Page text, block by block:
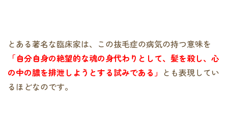
とある著名な臨床家は、この抜毛症の病気の持つ意味を
「自分自身の絶望的な魂の身代わりとして、髪を殺し、心
の中の膿を排泄しようとする試みである」 とも表現してい
るほどなのです。